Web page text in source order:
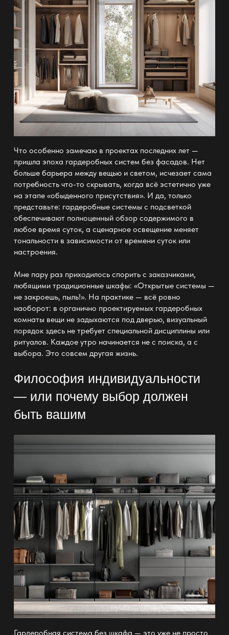
Что особенно замечаю в проектах последних лет —
пришла эпоха гардеробных систембез фасадов. Нет
больше барьера между вещью и светом, исчезает сама
потребность что-то скрывать, когда всё эстетично уже
на этапе «обыденного присутствия». И да, только
представьте: гардеробные системы с подсветкой
обеспечивают полноценный обзор содержимого в
любое время суток, а сценарное освещение меняет
тональности в зависимости от времени суток или
настроения.
Мне пару раз приходилось спорить с заказчиками,
любящими традиционные шкафы: «Открытые системы —
не закроешь, пыль!». На практике — всё ровно
наоборот: в органично проектируемых гардеробных
комнаты вещи не задыхаются под дверью, визуальный
порядок здесь не требует специальной дисциплины или
ритуалов. Каждое утро начинается не с поиска, а с
выбора. Это совсем другая жизнь.
Философия индивидуальности
— или почему выбор должен
быть вашим
Гардеробная система без шкафа — это уже не просто